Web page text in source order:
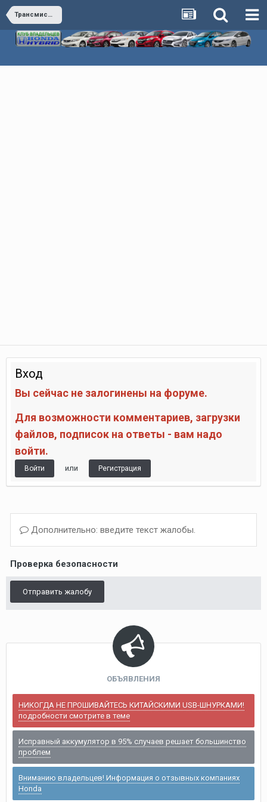
Трансмиссия
Вход
Вы сейчас не залогинены на форуме.
Для возможности комментариев, загрузки
файлов, подписок на ответы - вам надо
войти.
Войти или Регистрация
Дополнительно: введите текст жалобы.
Проверка безопасности
Отправить жалобу
ОБЪЯВЛЕНИЯ
НИКОГДА НЕ ПРОШИВАЙТЕСЬ КИТАЙСКИМИ USB-ШНУРКАМИ!
подробности смотрите в теме
Исправный аккумулятор в 95% случаев решает большинство
проблем
Вниманию владельцев! Информация о отзывных компаниях
Honda